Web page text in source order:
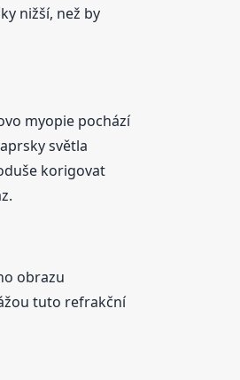
nižší, než by
myopie pochází
světla
korigovat
obrazu
tuto refrakční